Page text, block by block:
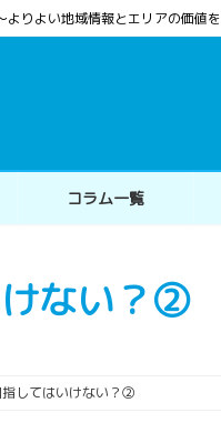
りよい地域情報とエリアの価値
コラム一覧
ない？②
してはいけない？②